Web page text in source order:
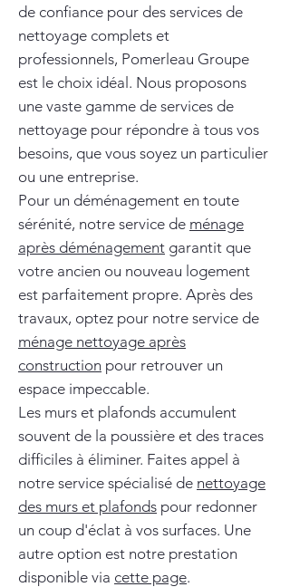
de confiance pour des services de
nettoyage complets et
professionnels, Pomerleau Groupe
est le choix idéal. Nous proposons
une vaste gamme de services de
nettoyage pour répondre à tous vos
besoins, que vous soyez un particulier
ou une entreprise.
Pour un déménagement en toute
sérénité, notre service de ménage
après déménagement garantit que
votre ancien ou nouveau logement
est parfaitement propre. Après des
travaux, optez pour notre service de
ménage nettoyage après
construction pour retrouver un
espace impeccable.
Les murs et plafonds accumulent
souvent de la poussière et des traces
difficiles à éliminer. Faites appel à
notre service spécialisé de nettoyage
des murs et plafonds pour redonner
un coup d'éclat à vos surfaces. Une
autre option est notre prestation
disponible via cette page.